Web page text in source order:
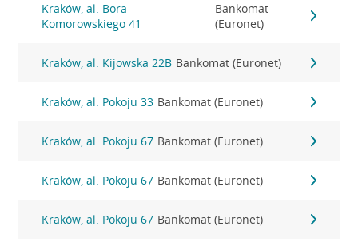
Kraków, al. Bora-
Komorowskiego 41
Bankomat
(Euronet)
Kraków, al. Kijowska 22B Bankomat (Euronet)
Kraków, al. Pokoju 33 Bankomat (Euronet)
Kraków, al. Pokoju 67 Bankomat (Euronet)
Kraków, al. Pokoju 67 Bankomat (Euronet)
Kraków, al. Pokoju 67 Bankomat (Euronet)